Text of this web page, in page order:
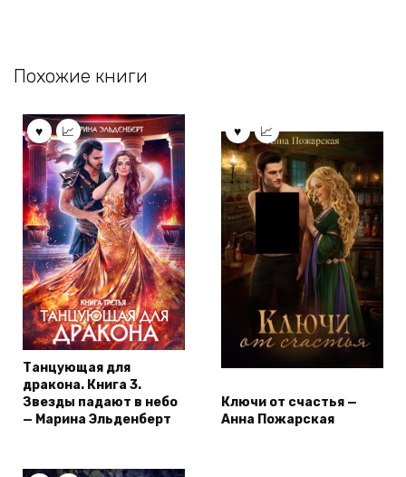
Похожие книги
Танцующая для
дракона. Книга 3.
Звезды падают в небо
— Марина Эльденберт
Ключи от счастья —
Анна Пожарская